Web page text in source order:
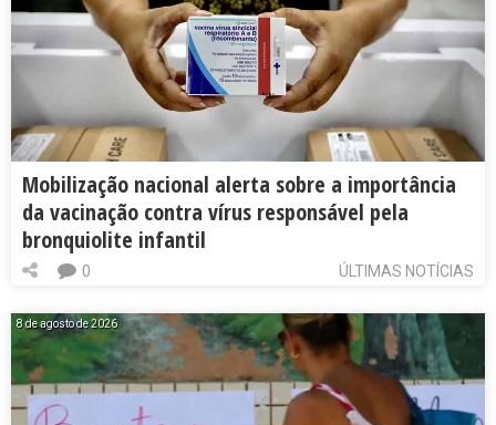
Mobilização nacional alerta sobre a importância
da vacinação contra vírus responsável pela
bronquiolite infantil
ÚLTIMAS NOTÍCIAS
0
8 de agosto de 2026